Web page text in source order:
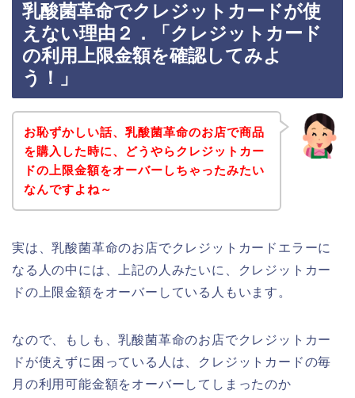
乳酸菌革命でクレジットカードが使
えない理由２．「クレジットカード
の利用上限金額を確認してみよ
う！」
お恥ずかしい話、乳酸菌革命のお店で商品
を購入した時に、どうやらクレジットカー
ドの上限金額をオーバーしちゃったみたい
なんですよね～
実は、乳酸菌革命のお店でクレジットカードエラーに
なる人の中には、上記の人みたいに、クレジットカー
ドの上限金額をオーバーしている人もいます。
なので、もしも、乳酸菌革命のお店でクレジットカー
ドが使えずに困っている人は、クレジットカードの毎
月の利用可能金額をオーバーしてしまったのか